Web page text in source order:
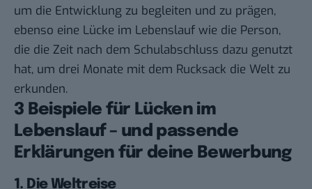
um die Entwicklung zu begleiten und zu prägen,
ebenso eine Lücke im Lebenslauf wie die Person,
die die Zeit nach dem Schulabschluss dazu genutzt
hat, um drei Monate mit dem Rucksack die Welt zu
erkunden.
3 Beispiele für Lücken im
Lebenslauf – und passende
Erklärungen für deine Bewerbung
1. Die Weltreise